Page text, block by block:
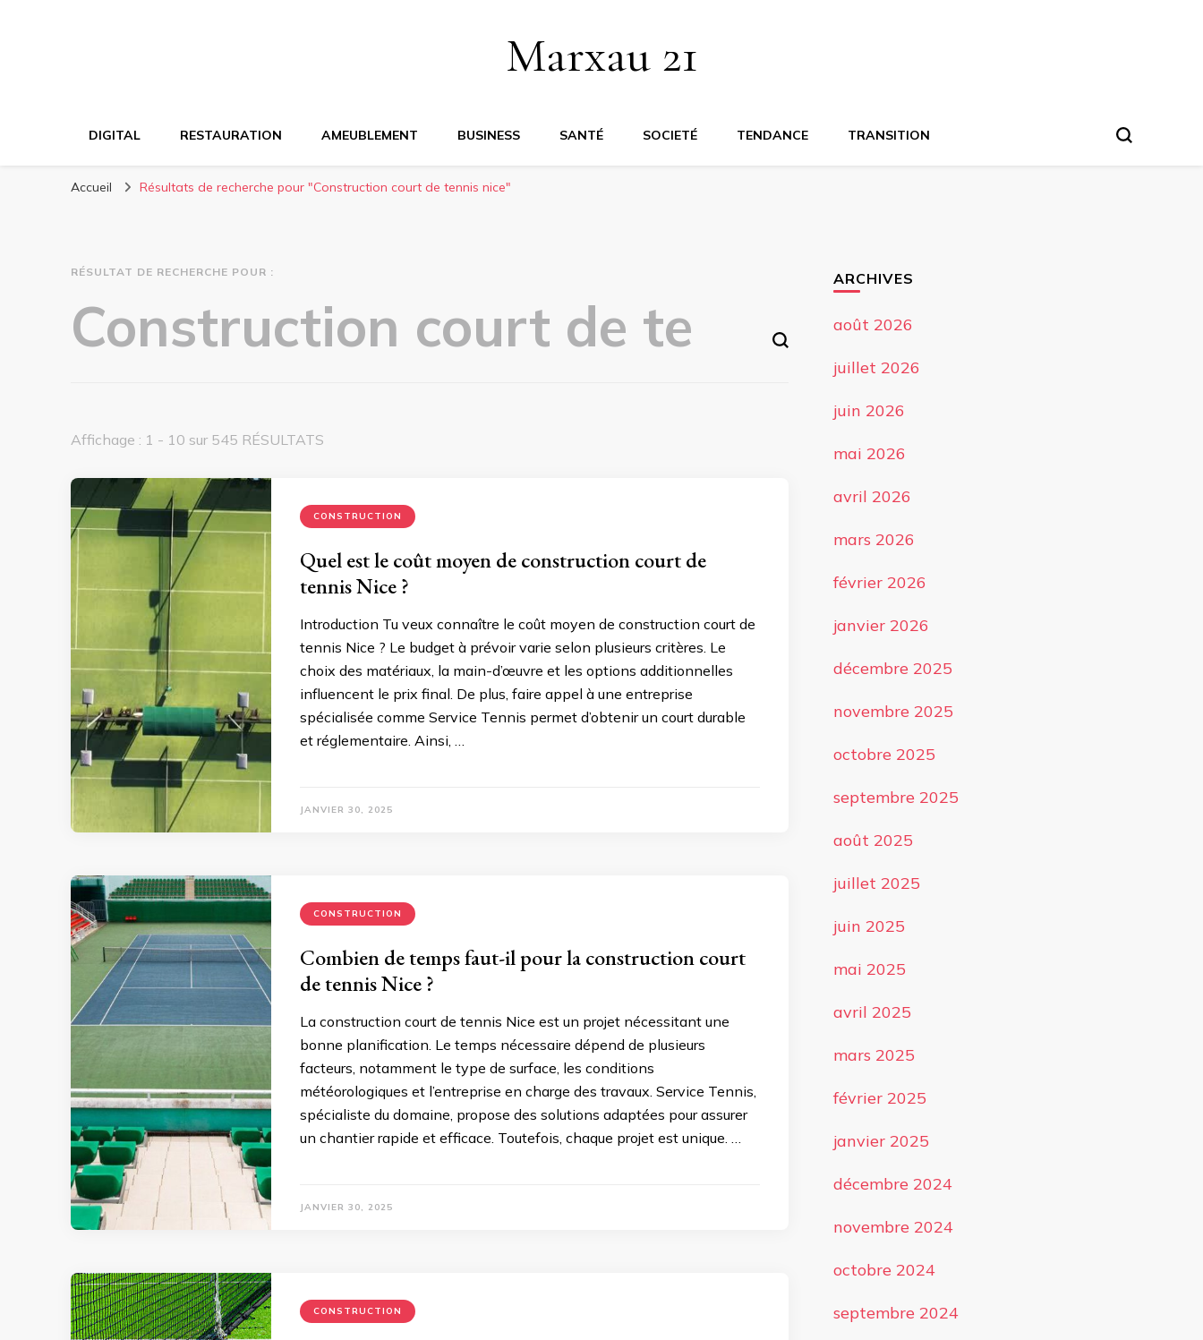
Marxau 21
DIGITAL RESTAURATION AMEUBLEMENT BUSINESS SANTÉ SOCIETÉ TENDANCE TRANSITION
Accueil Résultats de recherche pour "Construction court de tennis nice"
RÉSULTAT DE RECHERCHE POUR :
Vous recherchiez quelque chose ?
Affichage : 1 - 10 sur 545 RÉSULTATS
CONSTRUCTION
Quel est le coût moyen de construction court de
tennis Nice ?
Introduction Tu veux connaître le coût moyen de construction court de
tennis Nice ? Le budget à prévoir varie selon plusieurs critères. Le
choix des matériaux, la main-d’œuvre et les options additionnelles
influencent le prix final. De plus, faire appel à une entreprise
spécialisée comme Service Tennis permet d’obtenir un court durable
et réglementaire. Ainsi, …
JANVIER 30, 2025
CONSTRUCTION
Combien de temps faut-il pour la construction court
de tennis Nice ?
La construction court de tennis Nice est un projet nécessitant une
bonne planification. Le temps nécessaire dépend de plusieurs
facteurs, notamment le type de surface, les conditions
météorologiques et l’entreprise en charge des travaux. Service Tennis,
spécialiste du domaine, propose des solutions adaptées pour assurer
un chantier rapide et efficace. Toutefois, chaque projet est unique. …
JANVIER 30, 2025
CONSTRUCTION
ARCHIVES
août 2026
juillet 2026
juin 2026
mai 2026
avril 2026
mars 2026
février 2026
janvier 2026
décembre 2025
novembre 2025
octobre 2025
septembre 2025
août 2025
juillet 2025
juin 2025
mai 2025
avril 2025
mars 2025
février 2025
janvier 2025
décembre 2024
novembre 2024
octobre 2024
septembre 2024